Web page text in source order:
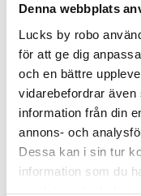
Denna webbplats
Lucks by robo
för att ge dig
och en bättre
vidarebefordrar även
information från din
annons- och
Dessa kan i sin tur
information som du